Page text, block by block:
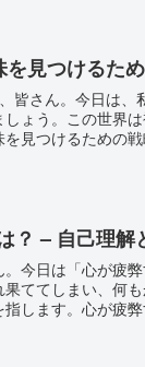
見つけるた
皆さん。今日は
ょう。この世界
見つけるための
？ – 自己理解
今日は「心が疲
ててしまい、何
します。心が疲